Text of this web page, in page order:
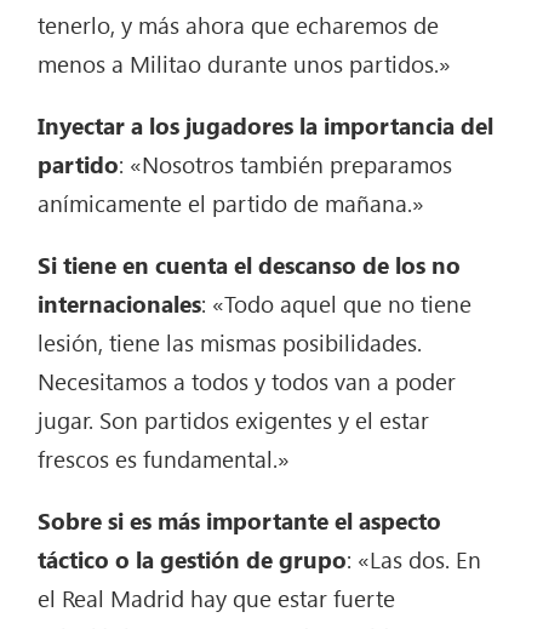
tenerlo, y más ahora que echaremos de
menos a Militao durante unos partidos.»
Inyectar a los jugadores la importancia del
partido: «Nosotros también preparamos
anímicamente el partido de mañana.»
Si tiene en cuenta el descanso de los no
internacionales: «Todo aquel que no tiene
lesión, tiene las mismas posibilidades.
Necesitamos a todos y todos van a poder
jugar. Son partidos exigentes y el estar
frescos es fundamental.»
Sobre si es más importante el aspecto
táctico o la gestión de grupo: «Las dos. En
el Real Madrid hay que estar fuerte